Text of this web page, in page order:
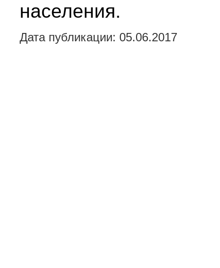
населения.
Дата публикации: 05.06.2017